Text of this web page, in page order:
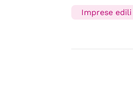
Imprese edili